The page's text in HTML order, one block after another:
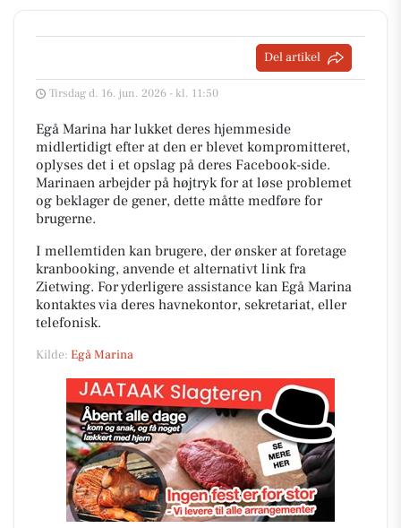
Del artikel
Tirsdag d. 16. jun. 2026 - kl. 11:50
Egå Marina har lukket deres hjemmeside
midlertidigt efter at den er blevet kompromitteret,
oplyses det i et opslag på deres Facebook-side.
Marinaen arbejder på højtryk for at løse problemet
og beklager de gener, dette måtte medføre for
brugerne.
I mellemtiden kan brugere, der ønsker at foretage
kranbooking, anvende et alternativt link fra
Zietwing. For yderligere assistance kan Egå Marina
kontaktes via deres havnekontor, sekretariat, eller
telefonisk.
Kilde: Egå Marina